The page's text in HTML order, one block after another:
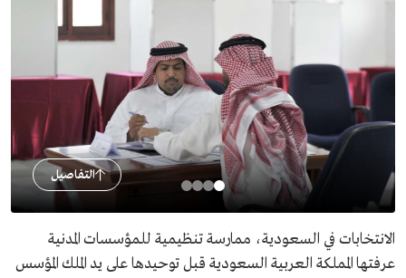
التفاصيل
الانتخابات في السعودية، ممارسة تنظيمية للمؤسسات المدنية
عرفتها المملكة العربية السعودية قبل توحيدها على يد الملك المؤسس